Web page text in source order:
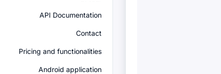
API Documentation
Contact
Pricing and functionalities
Android application